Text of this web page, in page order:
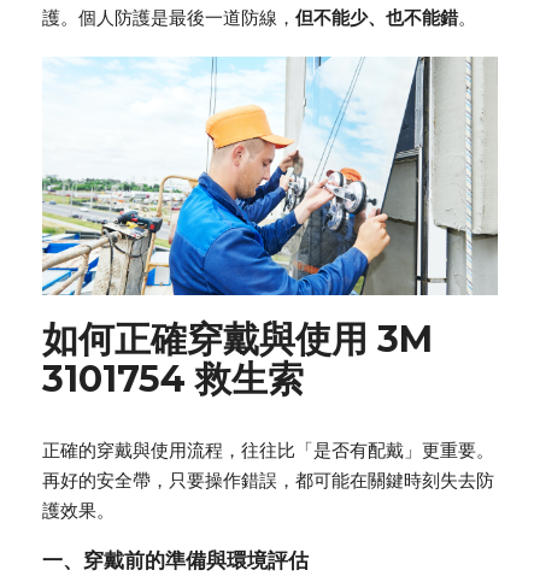
護。個人防護是最後一道防線， 但不能少、也不能錯。
如何正確穿戴與使用 3M
3101754救生索
正確的穿戴與使用流程，往往比「是否有配戴」更重要。
再好的安全帶，只要操作錯誤，都可能在關鍵時刻失去防
護效果。
一、穿戴前的準備與環境評估